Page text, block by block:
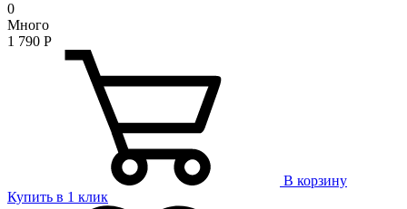
0
Много
1 790 Р
В корзину
Купить в 1 клик